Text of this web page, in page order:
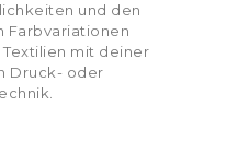
und den
Farbvariationen
mit deiner
Druck- oder